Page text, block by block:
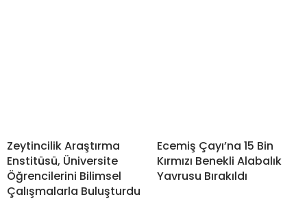
Zeytincilik Araştırma
Enstitüsü, Üniversite
Öğrencilerini Bilimsel
Çalışmalarla Buluşturdu
Ecemiş Çayı’na 15 Bin
Kırmızı Benekli Alabalık
Yavrusu Bırakıldı